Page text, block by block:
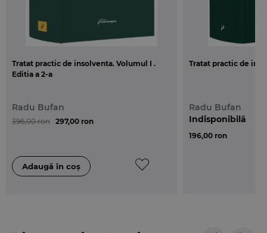
Tratat practic de insolventa. Volumul I .
Editia a 2-a
Radu Bufan
396,00 ron 297,00 ron
Tratat practic de
Radu Bufan
196,00 ron
Indisponibilă